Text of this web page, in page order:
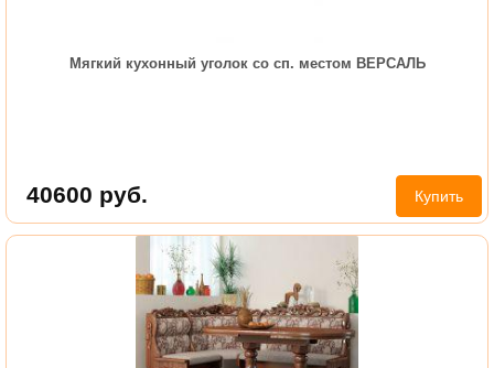
Мягкий кухонный уголок со сп. местом ВЕРСАЛЬ
40600 руб. Купить